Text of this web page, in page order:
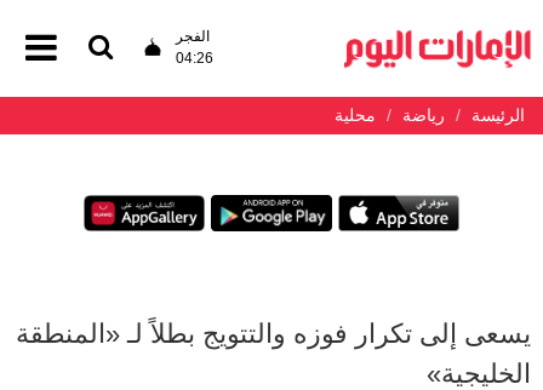
الفجر
04:26
الرئيسة رياضة محلية
يسعى إلى تكرار فوزه والتتويج بطلاً لـ «المنطقة
الخليجية»